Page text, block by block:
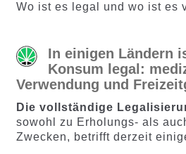
Wo ist es legal und wo ist es
In einigen Ländern
Konsum legal:
Verwendung und
Die vollständige
sowohl zu Erholungs- als
Zwecken, betrifft derzeit